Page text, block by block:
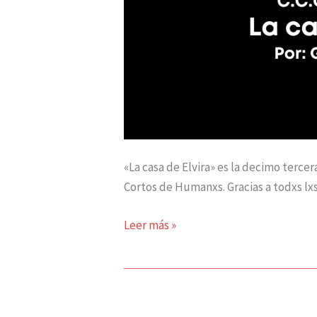
«La casa de Elvira» es la decimo
Cortos de Humanxs. Gracias a todxs
Leer más »